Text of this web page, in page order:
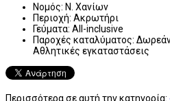
Νομός: Ν. Χανίων
Περιοχή: Ακρωτήρι
Γεύματα: All-inclusive
Παροχές καταλύματος: Δωρεάν
Αθλητικές εγκαταστάσεις
Περισσότερα σε αυτή την κατηγορία: